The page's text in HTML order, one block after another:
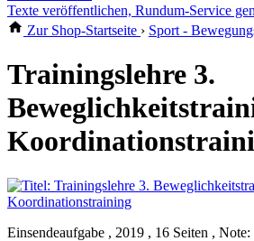
Texte veröffentlichen, Rundum-Service
Zur Shop-Startseite › Sport -
Trainingslehre 3.
Einsendeaufgabe , 2019 , 16 Seiten , Note: